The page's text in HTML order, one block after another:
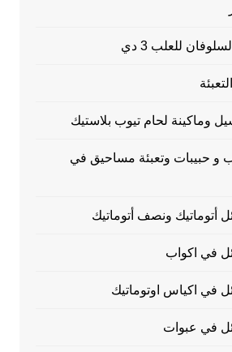
للعلب 3 دي
وماكينة لحام تيوب بلاستيك
و حبيبات وتعبئة مساحيق في
أتوماتيك ونصف أتوماتيك
في اكواب
في اكياس اوتوماتيك
في عبوات